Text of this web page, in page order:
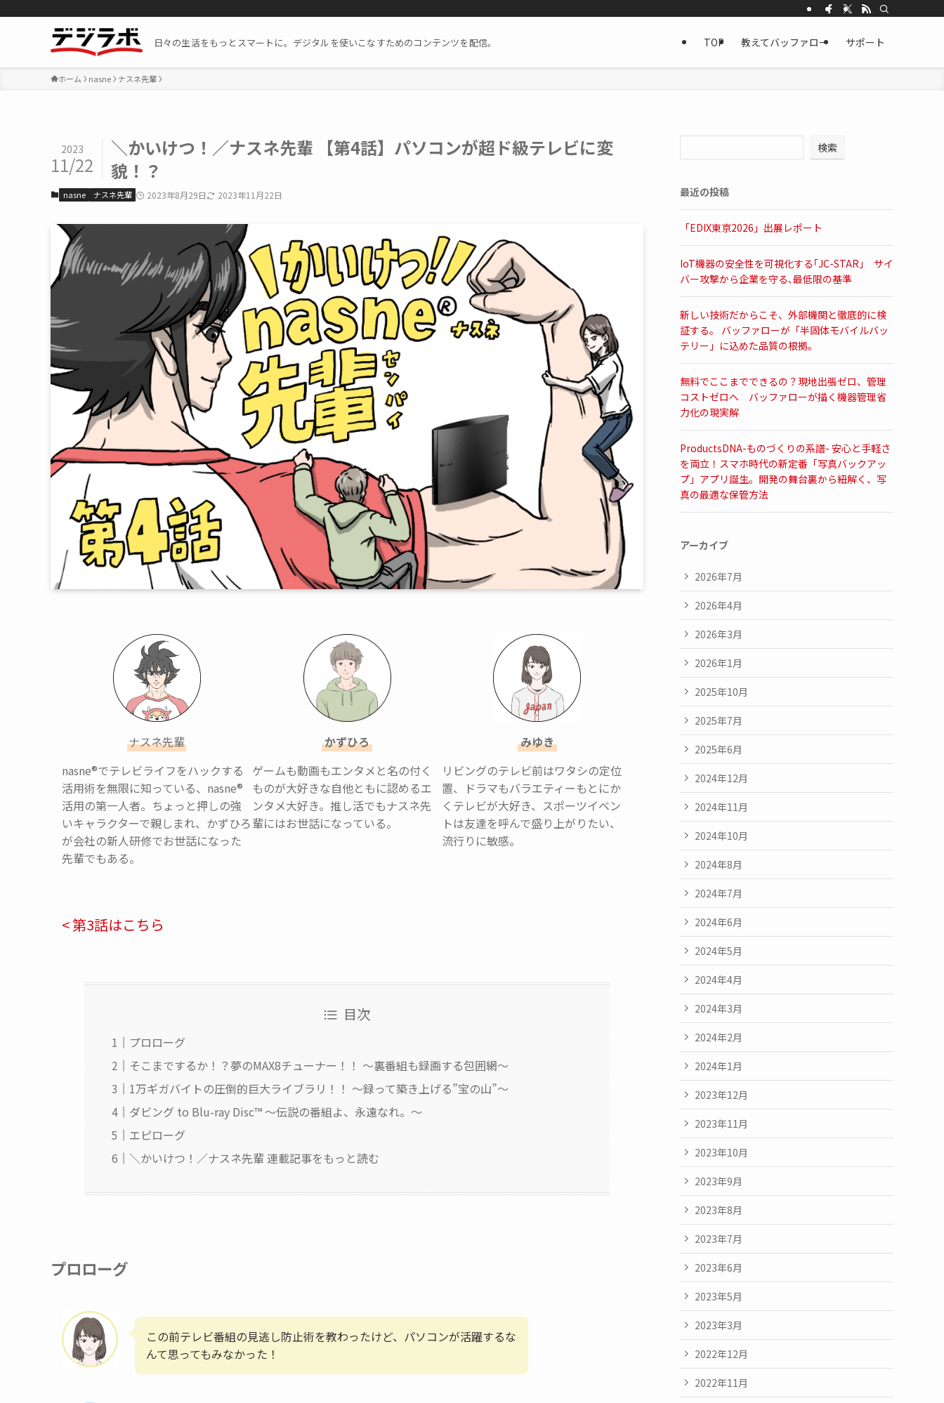
日々の生活をもっとスマートに。デジタルを使いこなすためのコンテンツを配信。 TOP 教えてバッファロー サポート
ホーム nasne ナスネ先輩
＼かいけつ！／ナスネ先輩 【第4話】パソコンが超ド級テレビに変
貌！？
2023
11/22
nasne ナスネ先輩 2023年8月29日 2023年11月22日
ナスネ先輩
nasne®︎でテレビライフをハックする
活用術を無限に知っている、nasne®︎
活用の第一人者。ちょっと押しの強
いキャラクターで親しまれ、かずひろ
が会社の新人研修でお世話になった
先輩でもある。
かずひろ
ゲームも動画もエンタメと名の付く
ものが大好きな自他ともに認めるエ
ンタメ大好き。推し活でもナスネ先
輩にはお世話になっている。
みゆき
リビングのテレビ前はワタシの定位
置、ドラマもバラエティーもとにか
くテレビが大好き、スポーツイベン
トは友達を呼んで盛り上がりたい、
流行りに敏感。
< 第3話はこちら
目次
プロローグ
そこまでするか！？夢のMAX8チューナー！！ 〜裏番組も録画する包囲網〜
1万ギガバイトの圧倒的巨大ライブラリ！！ 〜録って築き上げる”宝の山”〜
ダビング to Blu-ray Disc™ 〜伝説の番組よ、永遠なれ。〜
エピローグ
＼かいけつ！／ナスネ先輩 連載記事をもっと読む
プロローグ
この前テレビ番組の見逃し防止術を教わったけど、パソコンが活躍するな
んて思ってもみなかった！
検索
最近の投稿
「EDIX東京2026」出展レポート
IoT機器の安全性を可視化する｢JC-STAR｣ サイ
バー攻撃から企業を守る､最低限の基準
新しい技術だからこそ、外部機関と徹底的に検
証する。 バッファローが「半固体モバイルバッ
テリー」に込めた品質の根拠。
無料でここまでできるの？現地出張ゼロ、管理
コストゼロへ バッファローが描く機器管理省
力化の現実解
ProductsDNA-ものづくりの系譜- 安心と手軽さ
を両立！スマホ時代の新定番「写真バックアッ
プ」アプリ誕生。開発の舞台裏から紐解く、写
真の最適な保管方法
アーカイブ
2026年7月
2026年4月
2026年3月
2026年1月
2025年10月
2025年7月
2025年6月
2024年12月
2024年11月
2024年10月
2024年8月
2024年7月
2024年6月
2024年5月
2024年4月
2024年3月
2024年2月
2024年1月
2023年12月
2023年11月
2023年10月
2023年9月
2023年8月
2023年7月
2023年6月
2023年5月
2023年3月
2022年12月
2022年11月